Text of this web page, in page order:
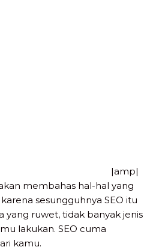
|amp|
membahas hal-hal yang
sesungguhnya SEO itu
ruwet, tidak banyak jenis
lakukan. SEO cuma
kamu.